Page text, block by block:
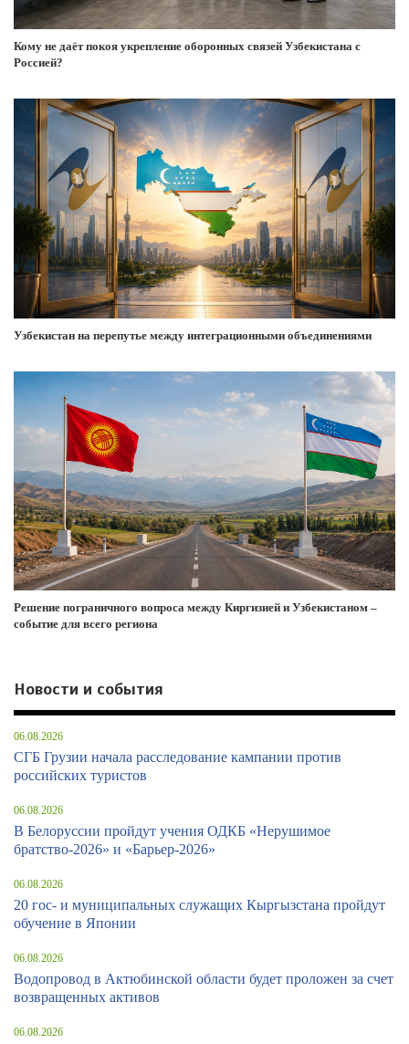
Кому не даёт покоя укрепление оборонных связей Узбекистана с
Россией?
Узбекистан на перепутье между интеграционными объединениями
Решение пограничного вопроса между Киргизией и Узбекистаном –
событие для всего региона
Новости и события
06.08.2026
СГБ Грузии начала расследование кампании против
российских туристов
06.08.2026
В Белоруссии пройдут учения ОДКБ «Нерушимое
братство-2026» и «Барьер-2026»
06.08.2026
20 гос- и муниципальных служащих Кыргызстана пройдут
обучение в Японии
06.08.2026
Водопровод в Актюбинской области будет проложен за счет
возвращенных активов
06.08.2026